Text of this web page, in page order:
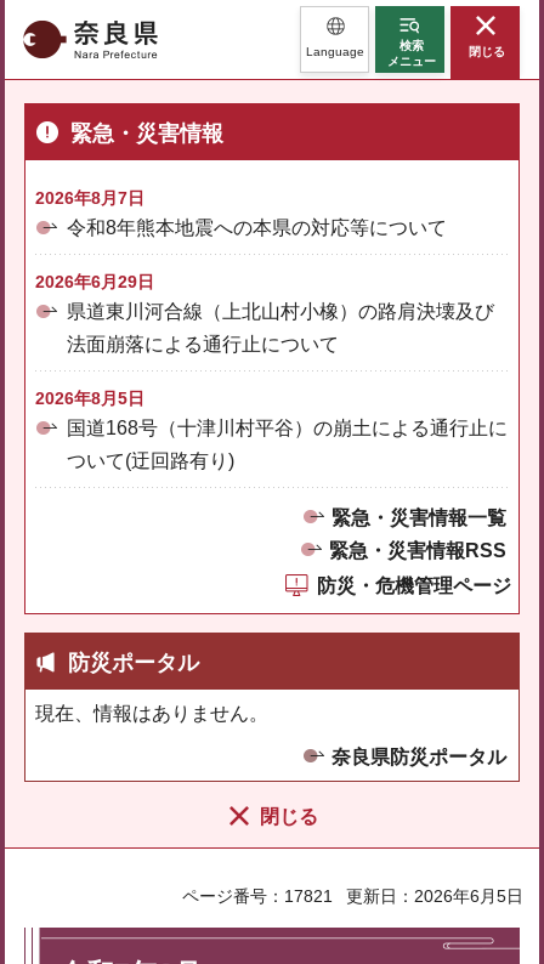
奈良県 Language
検索
メニュー
閉じる
緊急・災害情報
2026年8月7日
令和8年熊本地震への本県の対応等について
2026年6月29日
県道東川河合線（上北山村小橡）の路肩決壊及び
法面崩落による通行止について
2026年8月5日
国道168号（十津川村平谷）の崩土による通行止に
ついて(迂回路有り)
緊急・災害情報一覧
緊急・災害情報RSS
防災・危機管理ページ
防災ポータル
現在、情報はありません。
奈良県防災ポータル
閉じる
ページ番号：17821 更新日：2026年6月5日